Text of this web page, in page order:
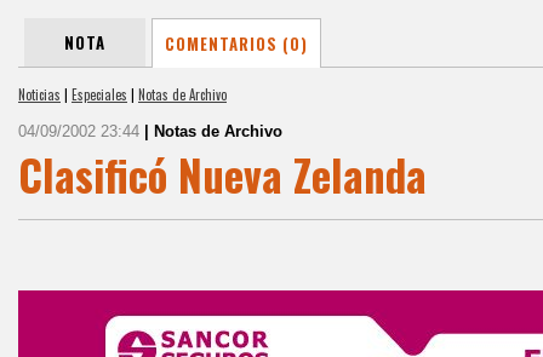
NOTA COMENTARIOS (0)
Noticias | Especiales | Notas de Archivo
04/09/2002 23:44 | Notas de Archivo
Clasificó Nueva Zelanda